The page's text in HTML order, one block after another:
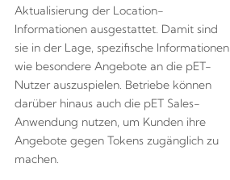
Aktualisierung der Location-
Informationen ausgestattet. Damit sind
sie in der Lage, spezifische Informationen
wie besondere Angebote an die pET-
Nutzer auszuspielen. Betriebe können
darüber hinaus auch die pET Sales-
Anwendung nutzen, um Kunden ihre
Angebote gegen Tokens zugänglich zu
machen.